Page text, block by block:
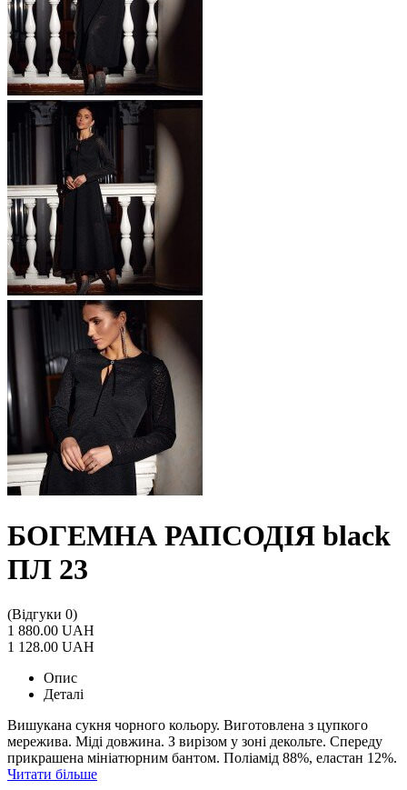
БОГЕМНА РАПСОДІЯ black
ПЛ 23
(Відгуки 0)
1 880.00 UAH
1 128.00 UAH
Опис
Деталі
Вишукана сукня чорного кольору. Виготовлена з цупкого
мережива. Міді довжина. З вирізом у зоні декольте. Спереду
прикрашена мініатюрним бантом. Поліамід 88%, еластан 12%.
Читати більше